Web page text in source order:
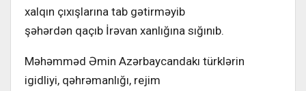
xalqın çıxışlarına tab gətirməyib
şəhərdən qaçıb İrəvan xanlığına sığınıb.
Məhəmməd Əmin Azərbaycandakı türklərin
igidliyi, qəhrəmanlığı, rejim